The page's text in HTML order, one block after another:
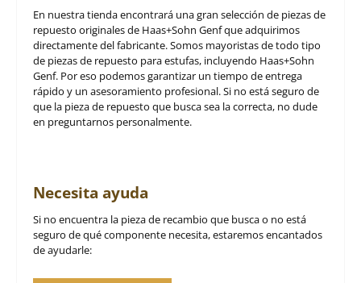
En nuestra tienda encontrará una gran selección de piezas de
repuesto originales de Haas+Sohn Genf que adquirimos
directamente del fabricante. Somos mayoristas de todo tipo
de piezas de repuesto para estufas, incluyendo Haas+Sohn
Genf. Por eso podemos garantizar un tiempo de entrega
rápido y un asesoramiento profesional. Si no está seguro de
que la pieza de repuesto que busca sea la correcta, no dude
en preguntarnos personalmente.
Necesita ayuda
Si no encuentra la pieza de recambio que busca o no está
seguro de qué componente necesita, estaremos encantados
de ayudarle: